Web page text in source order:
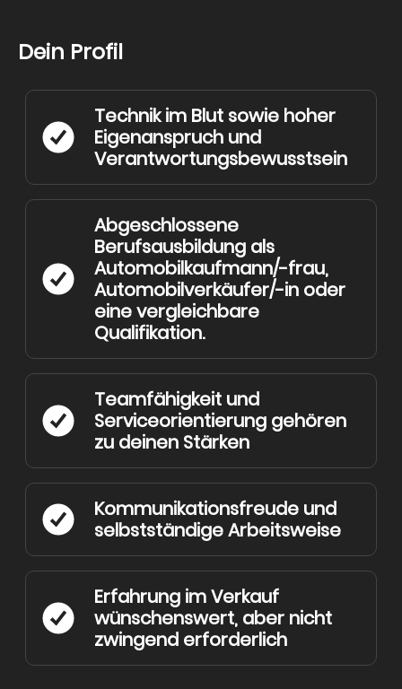
Dein Profil
Technik im Blut sowie hoher
Eigenanspruch und
Verantwortungsbewusstsein
Abgeschlossene
Berufsausbildung als
Automobilkaufmann/-frau,
Automobilverkäufer/-in oder
eine vergleichbare
Qualifikation.
Teamfähigkeit und
Serviceorientierung gehören
zu deinen Stärken
Kommunikationsfreude und
selbstständige Arbeitsweise
Erfahrung im Verkauf
wünschenswert, aber nicht
zwingend erforderlich